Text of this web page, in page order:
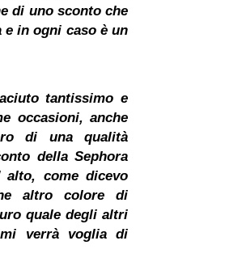
di uno sconto che
e in ogni caso è un
tantissimo e
occasioni, anche
di una qualità
della Sephora
come dicevo
altro colore di
quale degli altri
verrà voglia di